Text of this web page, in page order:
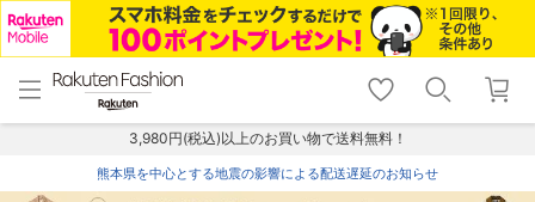
menu home
トップ
shopping_cart lock_outline
ログイン
3,980円(税込)以上のお買い物で送料無料！
熊本県を中心とする地震の影響による配送遅延のお知らせ